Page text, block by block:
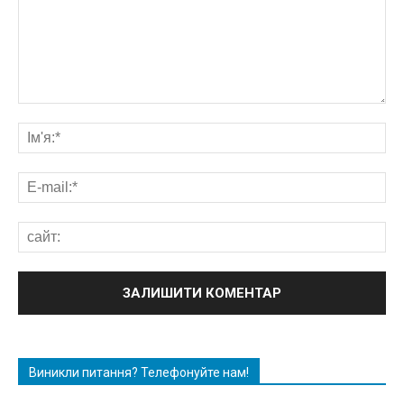
Виникли питання? Телефонуйте нам!